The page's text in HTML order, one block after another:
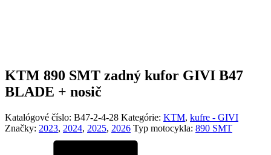
KTM 890 SMT zadný kufor GIVI B47
BLADE + nosič
Katalógové číslo: B47-2-4-28 Kategórie: KTM, kufre - GIVI
Značky: 2023, 2024, 2025, 2026 Typ motocykla: 890 SMT